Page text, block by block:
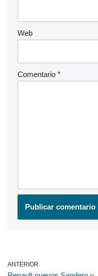
Web
Comentario *
ANTERIOR